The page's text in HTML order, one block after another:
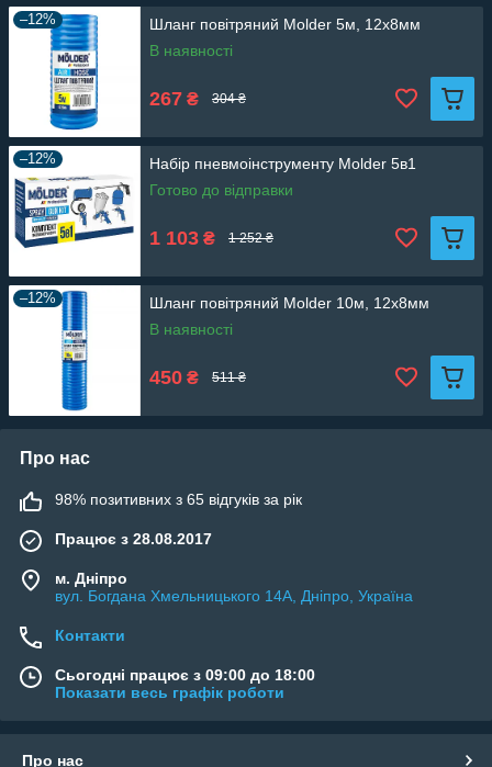
–12%
Шланг повітряний Molder 5м, 12х8мм
В наявності
267 ₴ 304 ₴
–12%
Набір пневмоінструменту Molder 5в1
Готово до відправки
1 103 ₴ 1 252 ₴
–12%
Шланг повітряний Molder 10м, 12х8мм
В наявності
450 ₴ 511 ₴
Про нас
98% позитивних з 65 відгуків за рік
Працює з 28.08.2017
м. Дніпро
вул. Богдана Хмельницького 14А, Дніпро, Україна
Контакти
Сьогодні працює з 09:00 до 18:00
Показати весь графік роботи
Про нас